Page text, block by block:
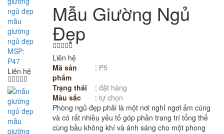
mẫu
giường
ngủ đẹp
MSP:
P47
Liên hệ
mẫu
giường
Mẫu Giường Ngủ
Đẹp
Liên hệ
Mã sản
phẩm
: P5
Trạng thái
: đặt hàng
Màu sắc
: tự chọn
Phòng ngủ đẹp phải là một nơi nghỉ ngơi ấm cúng
và có rất nhiều yếu tố góp phần trang trí tổng thể
cùng bầu không khí và ánh sáng cho một phong